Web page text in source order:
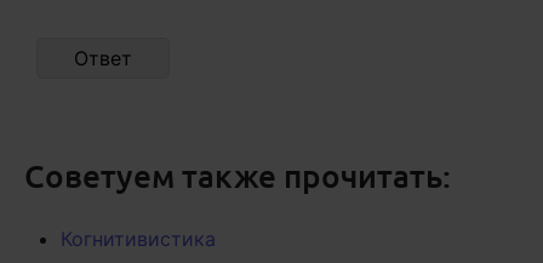
Ответ
Советуем также прочитать:
Когнитивистика